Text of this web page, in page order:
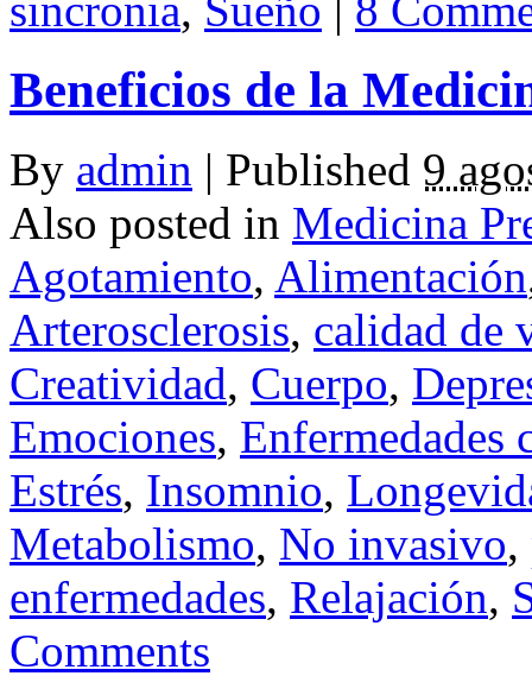
Beneficios de la
By admin | Published 9
Also posted in Medicina
Agotamiento, Alimentación
Arterosclerosis, calidad de
Creatividad, Cuerpo,
Emociones, Enfermedades
Estrés, Insomnio,
Metabolismo, No invasivo,
enfermedades, Relajación,
Comments